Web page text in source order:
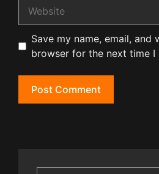
Save my name, email, and
browser for the next time I